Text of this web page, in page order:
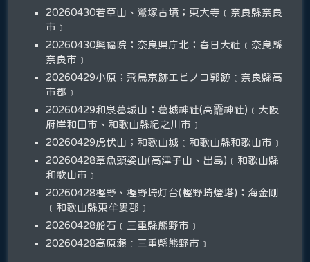
20260430若草山、鶯塚古墳；東大寺﹝奈良縣奈良
市﹞
20260430興福院；奈良県庁北；春日大社﹝奈良縣
奈良市﹞
20260429小原；飛鳥京跡エビノコ郭跡﹝奈良縣高
市郡﹞
20260429和泉葛城山；葛城神社(高龗神社)﹝大阪
府岸和田市、和歌山縣紀之川市﹞
20260429虎伏山；和歌山城﹝和歌山縣和歌山市﹞
20260428章魚頭姿山(高津子山、出島)﹝和歌山縣
和歌山市﹞
20260428樫野、樫野埼灯台(樫野埼燈塔)；海金剛
﹝和歌山縣東牟婁郡﹞
20260428船石﹝三重縣熊野市﹞
20260428高原瀬﹝三重縣熊野市﹞